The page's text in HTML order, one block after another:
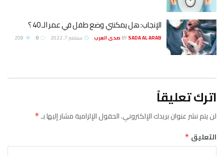
الإنجاب: هل يمكنني وضع طفل في عمر الـ 40 ؟
BYSADA AL ARAB صدى العرب سبتمبر 7, 2022
اترك تعليقاً
لن يتم نشر عنوان بريدك الإلكتروني.الحقول الإلزامية مشار إليها بـ*
التعليق *